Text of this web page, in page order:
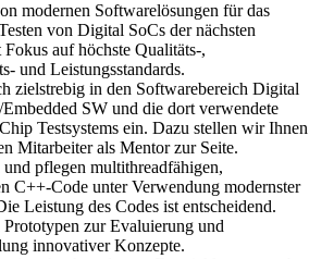
modernen Softwarelösungen für das
von Digital SoCs der nächsten
auf höchste Qualitäts-,
und Leistungsstandards.
zielstrebig in den Softwarebereich Digital
SW und die dort verwendete
Testsystems ein. Dazu stellen wir Ihnen
Mitarbeiter als Mentor zur Seite.
pflegen multithreadfähigen,
C++-Code unter Verwendung modernster
Leistung des Codes ist entscheidend.
zur Evaluierung und
innovativer Konzepte.